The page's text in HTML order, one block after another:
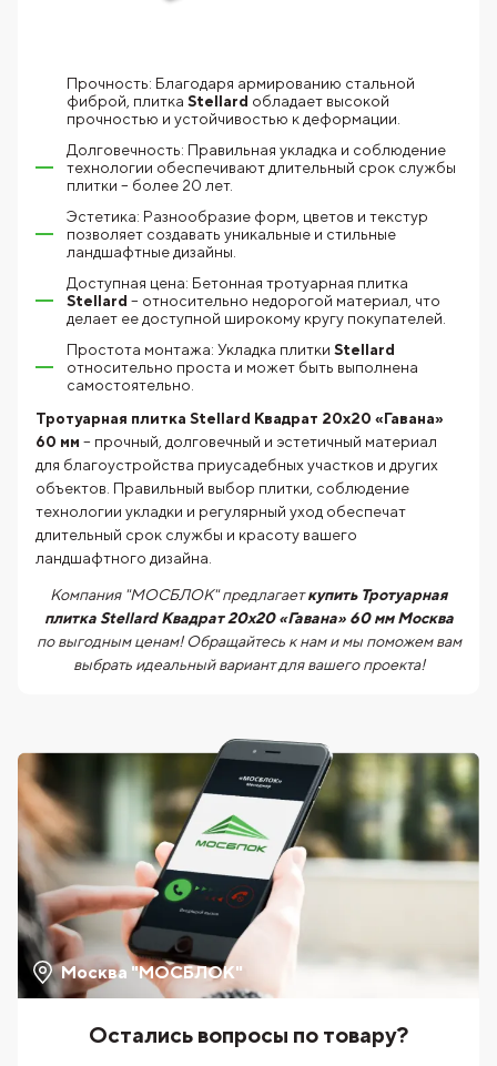
Прочность: Благодаря армированию стальной
фиброй, плитка Stellard обладает высокой
прочностью и устойчивостью к деформации.
Долговечность: Правильная укладка и соблюдение
технологии обеспечивают длительный срок службы
плитки – более 20 лет.
Эстетика: Разнообразие форм, цветов и текстур
позволяет создавать уникальные и стильные
ландшафтные дизайны.
Доступная цена: Бетонная тротуарная плитка
Stellard – относительно недорогой материал, что
делает ее доступной широкому кругу покупателей.
Простота монтажа: Укладка плитки Stellard
относительно проста и может быть выполнена
самостоятельно.
Тротуарная плитка Stellard Квадрат 20х20 «Гавана»
60 мм – прочный, долговечный и эстетичный материал
для благоустройства приусадебных участков и других
объектов. Правильный выбор плитки, соблюдение
технологии укладки и регулярный уход обеспечат
длительный срок службы и красоту вашего
ландшафтного дизайна.
Компания "МОСБЛОК" предлагаеткупить Тротуарная
плитка Stellard Квадрат 20х20 «Гавана» 60 мм Москва
по выгодным ценам! Обращайтесь к нам и мы поможем вам
выбрать идеальный вариант для вашего проекта!
Москва "МОСБЛОК"
Остались вопросы по товару?